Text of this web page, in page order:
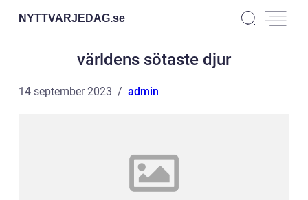
NYTTVARJEDAG.se
världens sötaste djur
14 september 2023 admin